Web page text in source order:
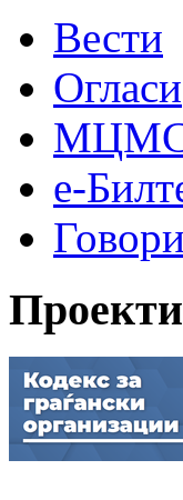
Вести
Огласи
МЦМС
е-
Говори
Проекти